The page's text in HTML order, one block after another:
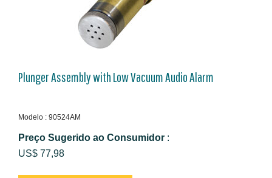
Plunger Assembly with Low Vacuum Audio Alarm
Modelo : 90524AM
Preço Sugerido ao Consumidor :
US$ 77,98